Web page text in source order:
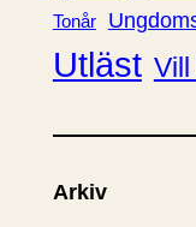
Tonår
Utläst
Arkiv